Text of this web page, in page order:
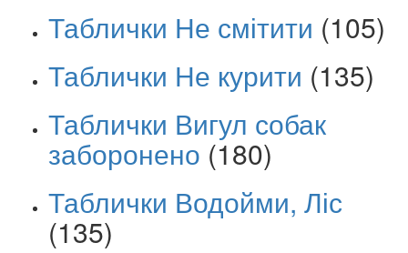
Таблички Не смітити (105)
Таблички Не курити (135)
Таблички Вигул собак
заборонено (180)
Таблички Водойми, Ліс
(135)